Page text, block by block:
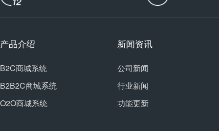
产品介绍
B2C商城系统
B2B2C商城系统
O2O商城系统
新闻资讯
公司新闻
行业新闻
功能更新